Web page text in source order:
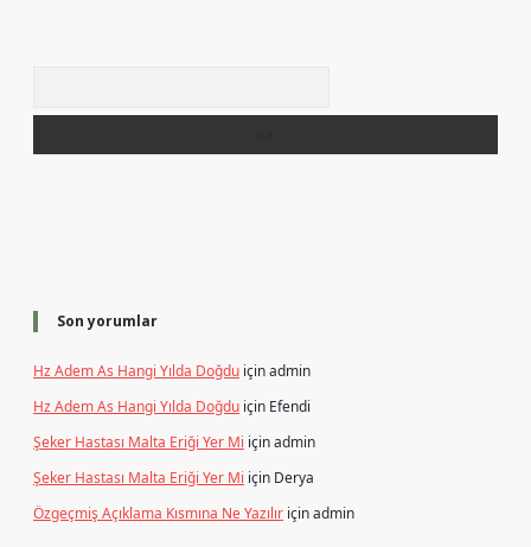
Son yorumlar
Hz Adem As Hangi Yılda Doğdu içinadmin
Hz Adem As Hangi Yılda Doğdu için Efendi
Şeker Hastası Malta Eriği Yer Mi içinadmin
Şeker Hastası Malta Eriği Yer Mi için Derya
Özgeçmiş Açıklama Kısmına Ne Yazılır içinadmin